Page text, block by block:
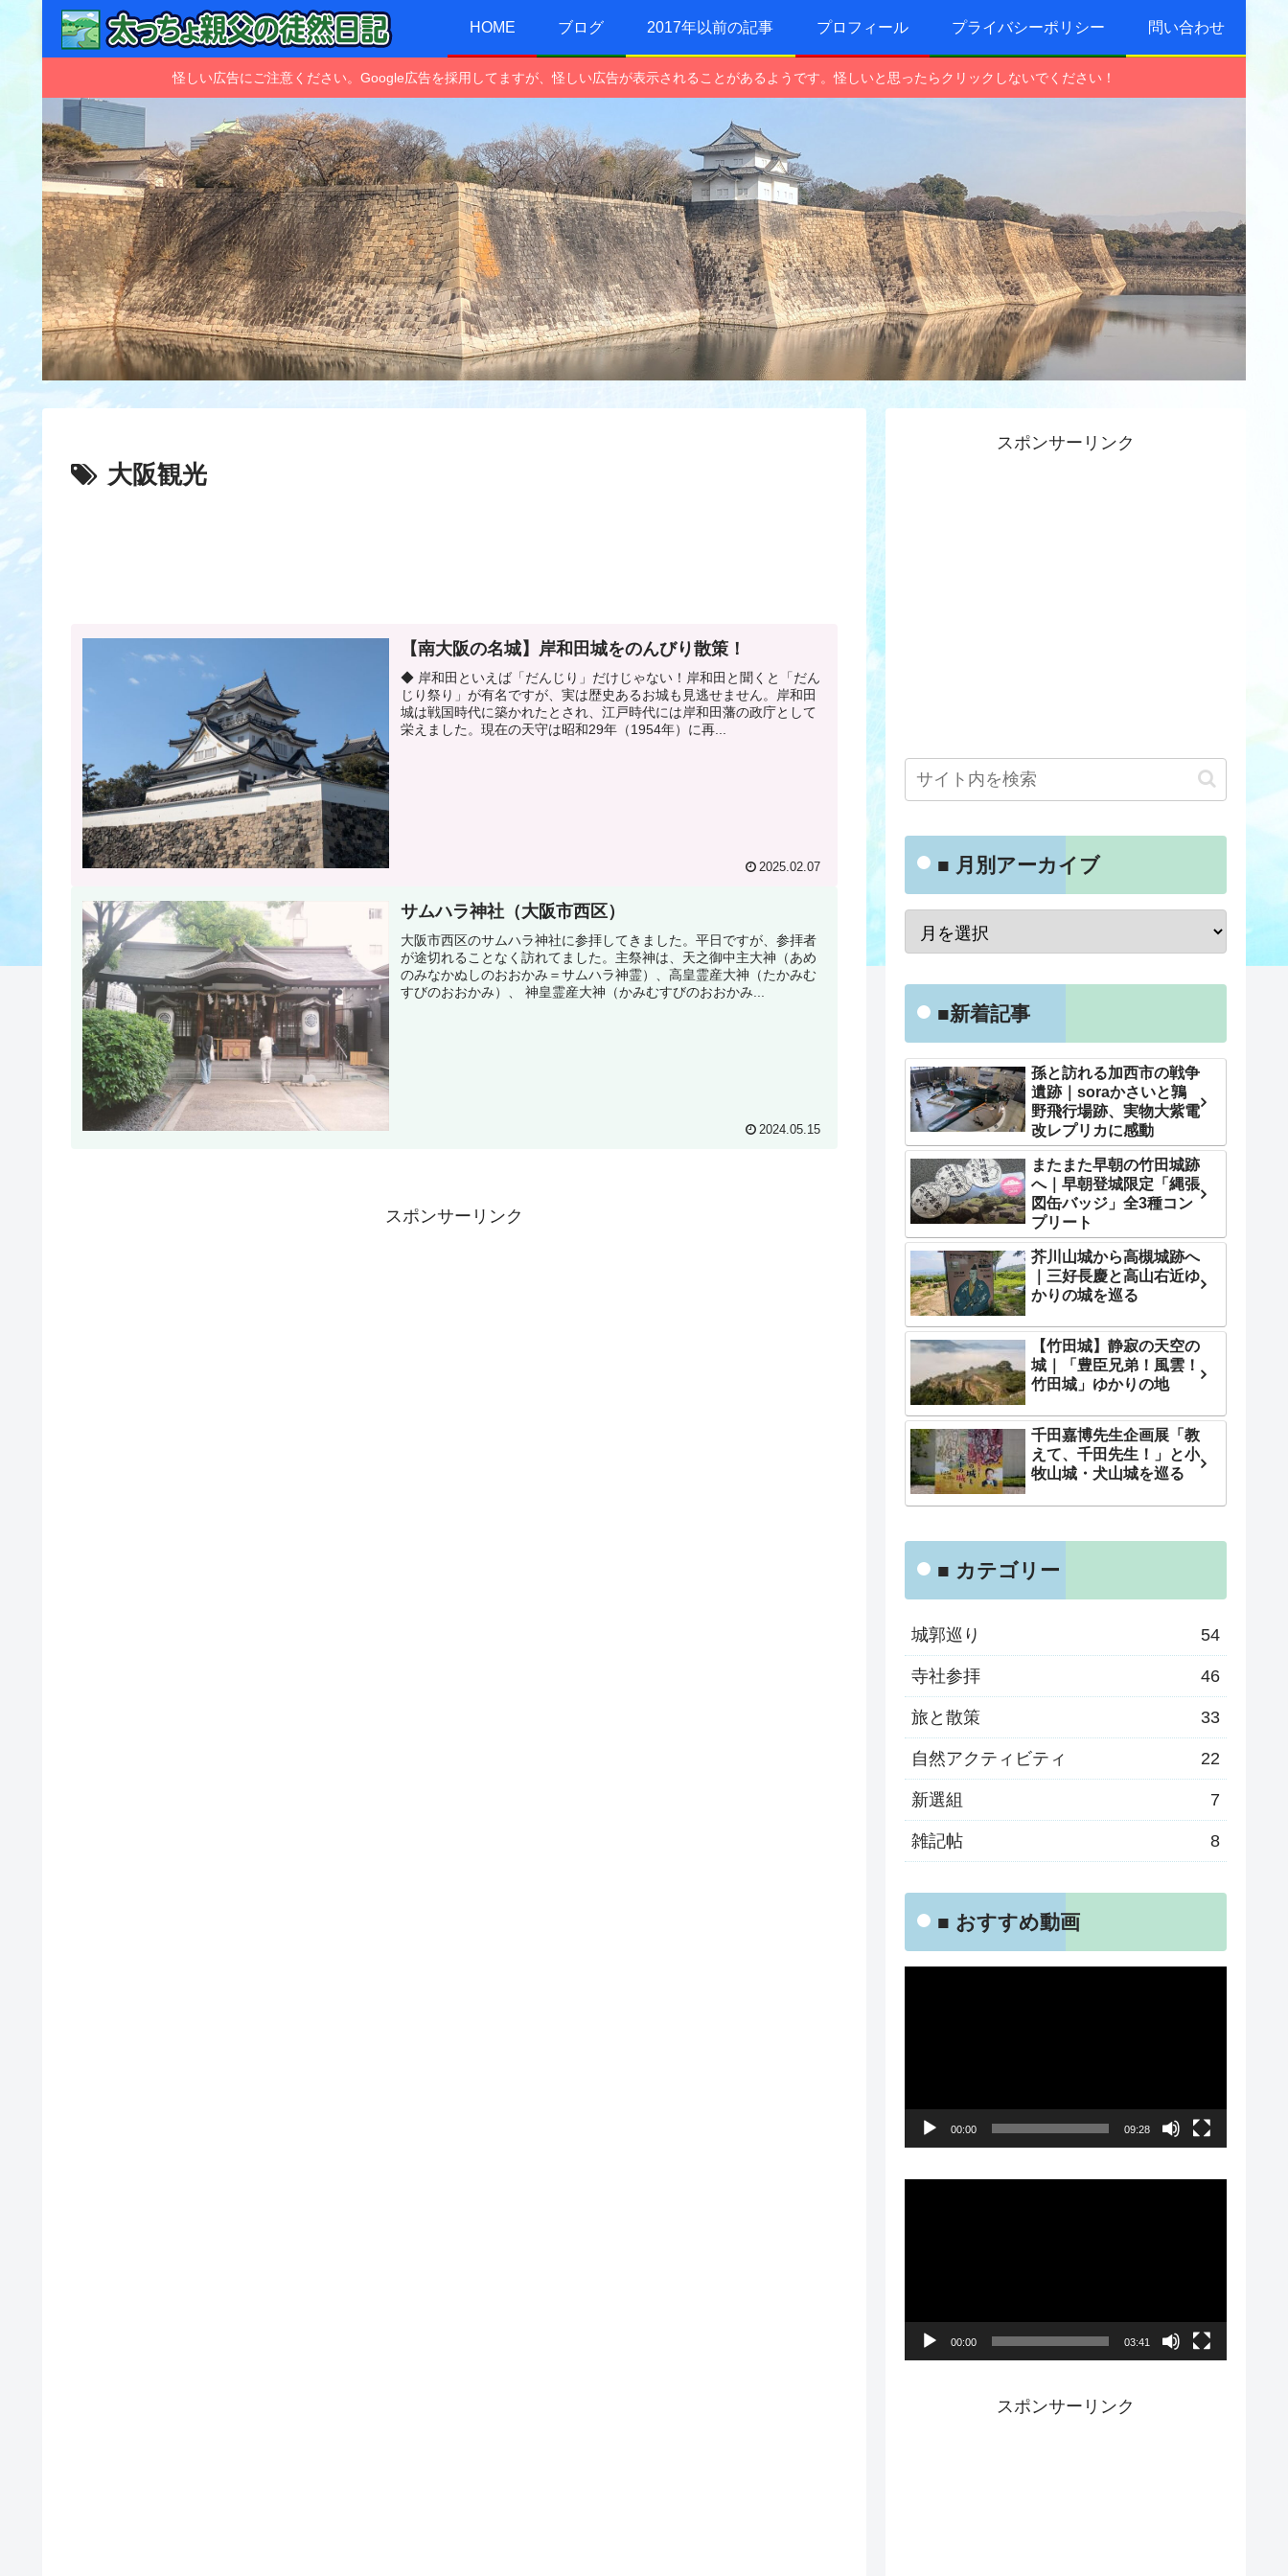
HOME ブログ 2017年以前の記事 プロフィール プライバシーポリシー 問い合わせ
怪しい広告にご注意ください。Google広告を採用してますが、怪しい広告が表示されることがあるようです。怪しいと思ったらクリックしないでください！
大阪観光
【南大阪の名城】岸和田城をのんびり散策！
◆ 岸和田といえば「だんじり」だけじゃない！岸和田と聞くと「だん
じり祭り」が有名ですが、実は歴史あるお城も見逃せません。岸和田
城は戦国時代に築かれたとされ、江戸時代には岸和田藩の政庁として
栄えました。現在の天守は昭和29年（1954年）に再...
2025.02.07
サムハラ神社（大阪市西区）
大阪市西区のサムハラ神社に参拝してきました。平日ですが、参拝者
が途切れることなく訪れてました。主祭神は、天之御中主大神（あめ
のみなかぬしのおおかみ＝サムハラ神霊）、高皇霊産大神（たかみむ
すびのおおかみ）、 神皇霊産大神（かみむすびのおおかみ...
2024.05.15
スポンサーリンク
スポンサーリンク
■ 月別アーカイブ
■新着記事
孫と訪れる加西市の戦争
遺跡｜soraかさいと鶉
野飛行場跡、実物大紫電
改レプリカに感動
またまた早朝の竹田城跡
へ｜早朝登城限定「縄張
図缶バッジ」全3種コン
プリート
芥川山城から高槻城跡へ
｜三好長慶と高山右近ゆ
かりの城を巡る
【竹田城】静寂の天空の
城｜「豊臣兄弟！風雲！
竹田城」ゆかりの地
千田嘉博先生企画展「教
えて、千田先生！」と小
牧山城・犬山城を巡る
■ カテゴリー
城郭巡り 54
寺社参拝 46
旅と散策 33
自然アクティビティ 22
新選組 7
雑記帖 8
■ おすすめ動画
00:00 09:28
00:00 03:41
スポンサーリンク